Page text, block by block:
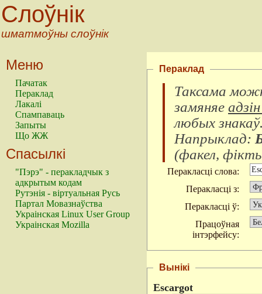
Слоўнік
шматмоўны слоўнік
Меню
Пачатак
Пераклад
Лакалі
Спампаваць
Запыты
Що ЖЖ
Спасылкі
"Пэрэ" - перакладчык з
адкрытым кодам
Рутэнія - віртуальная Русь
Партал Мовазнаўства
Украінская Linux User Group
Украінская Mozilla
Пераклад
Таксама
замяняе
любых знакаў
Напрыклад:
(факел,
Перакласці слова:
Перакласці з:
Перакласці ў:
Працоўная
інтэрфейсу:
Вынікі
Escargot